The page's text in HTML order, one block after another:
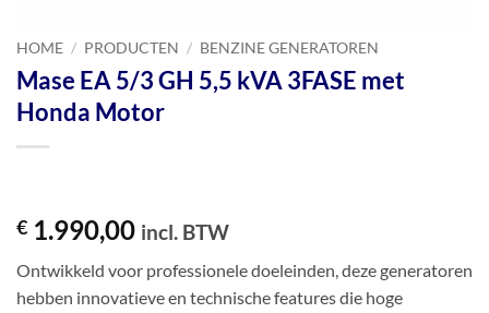
HOME / PRODUCTEN / BENZINE GENERATOREN
Mase EA 5/3 GH 5,5 kVA 3FASE met
Honda Motor
€ 1.990,00 incl. BTW
Ontwikkeld voor professionele doeleinden, deze generatoren
hebben innovatieve en technische features die hoge